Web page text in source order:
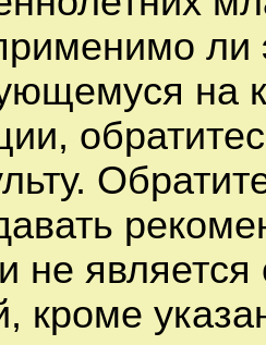
ли
на
не
кроме